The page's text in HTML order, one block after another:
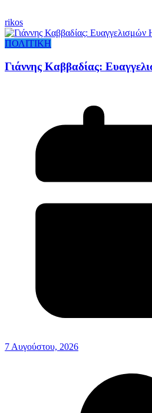
rikos
ΠΟΛΙΤΙΚΗ
Γιάννης Καββαδίας:
7 Αυγούστου, 2026